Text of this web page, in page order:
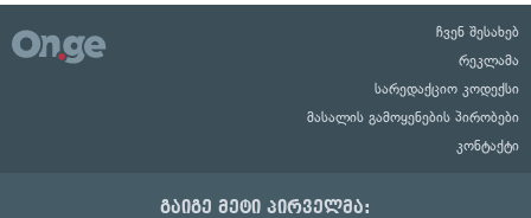
ჩვენ შესახებ
რეკლამა
სარედაქციო კოდექსი
მასალის გამოყენების პირობები
კონტაქტი
გაიგე მეტი პირველმა: